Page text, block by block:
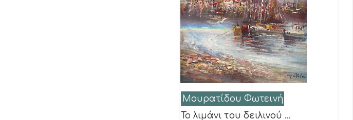
Μουρατίδου Φωτεινή
Το λιμάνι του δειλινού …